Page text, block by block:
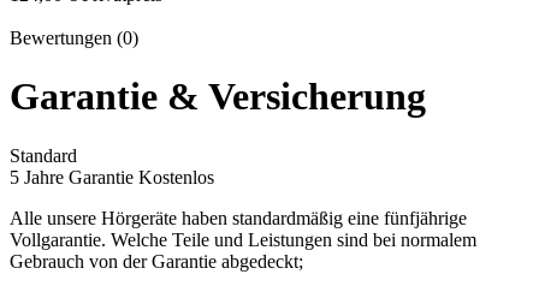
Bewertungen (0)
Garantie & Versicherung
Standard
5 Jahre Garantie Kostenlos
Alle unsere Hörgeräte haben standardmäßig eine fünfjährige
Vollgarantie. Welche Teile und Leistungen sind bei normalem
Gebrauch von der Garantie abgedeckt;